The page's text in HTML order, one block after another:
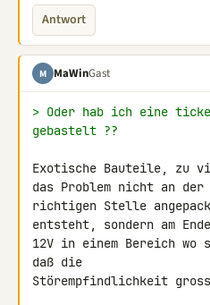
Antwort
M MaWinGast
> Oder hab ich eine
gebastelt ??
Exotische Bauteile, zu
das Problem nicht an der
richtigen Stelle
entsteht, sondern am
12V in einem Bereich wo
daß die
Störempfindlichkeit